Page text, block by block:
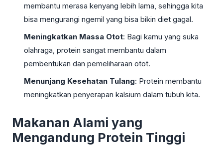
membantu merasa kenyang lebih lama, sehingga kita
bisa mengurangi ngemil yang bisa bikin diet gagal.
Meningkatkan Massa Otot: Bagi kamu yang suka
olahraga, protein sangat membantu dalam
pembentukan dan pemeliharaan otot.
Menunjang Kesehatan Tulang: Protein membantu
meningkatkan penyerapan kalsium dalam tubuh kita.
Makanan Alami yang
Mengandung Protein Tinggi